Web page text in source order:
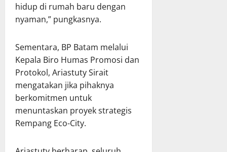
hidup di rumah baru dengan
nyaman,” pungkasnya.
Sementara, BP Batam melalui
Kepala Biro Humas Promosi dan
Protokol, Ariastuty Sirait
mengatakan jika pihaknya
berkomitmen untuk
menuntaskan proyek strategis
Rempang Eco-City.